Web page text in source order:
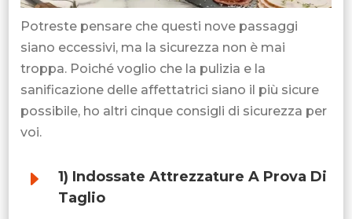
Potreste pensare che questi nove passaggi
siano eccessivi, ma la sicurezza non è mai
troppa. Poiché voglio che la pulizia e la
sanificazione delle affettatrici siano il più sicure
possibile, ho altri cinque consigli di sicurezza per
voi.
E
1) Indossate Attrezzature A Prova Di
Taglio